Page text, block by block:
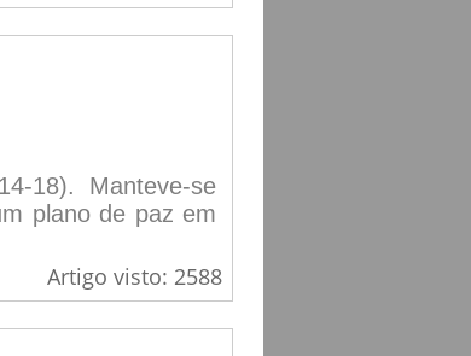
18). Manteve-se
plano de paz em
Artigo visto: 2588